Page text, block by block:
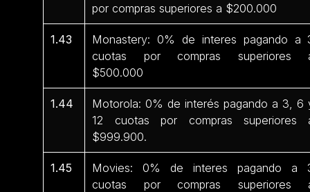
por compras superiores a $200.000
1.43
Monastery: 0% de interes pagando a
cuotas por compras superiores
$500.000
1.44
Motorola: 0% de interés pagando a 3, 6
12 cuotas por compras superiores
$999.900.
1.45
Movies: 0% de interes pagando a
cuotas por compras superiores